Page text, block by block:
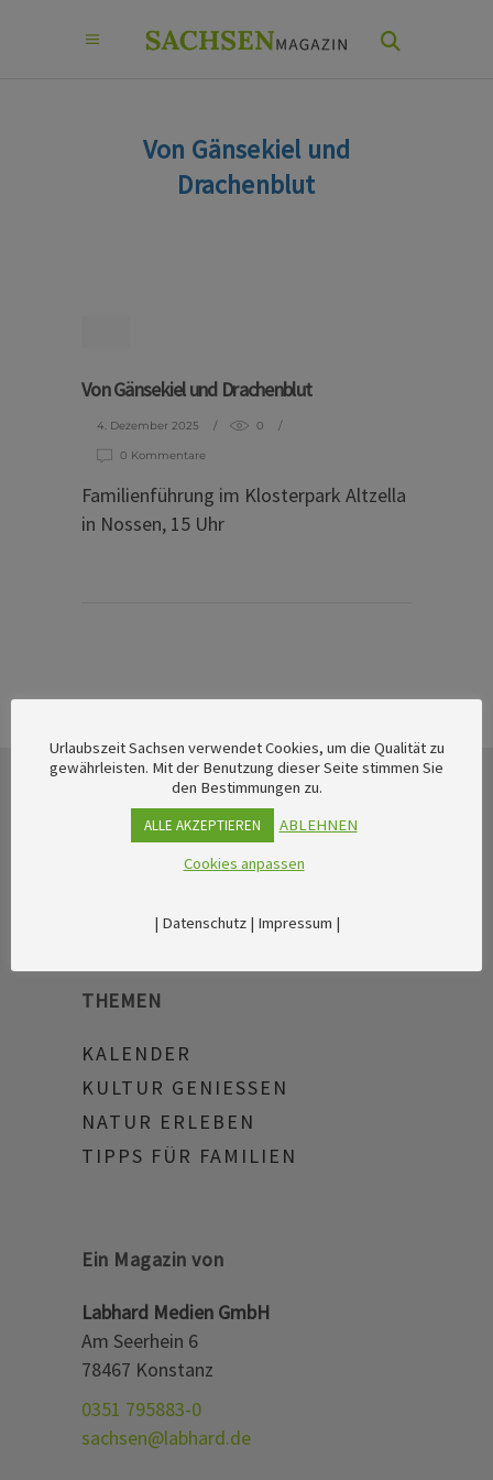
Von Gänsekiel und
Drachenblut
Von Gänsekiel und Drachenblut
4. Dezember 2025 0
0 Kommentare
Familienführung im Klosterpark Altzella
in Nossen, 15 Uhr
THEMEN
KALENDER
KULTUR GENIESSEN
NATUR ERLEBEN
TIPPS FÜR FAMILIEN
Ein Magazin von
Labhard Medien GmbH
Am Seerhein 6
78467 Konstanz
0351 795883-0
sachsen@labhard.de
Urlaubszeit Sachsen verwendet Cookies, um die Qualität zu
gewährleisten. Mit der Benutzung dieser Seite stimmen Sie
den Bestimmungen zu.
ALLE AKZEPTIEREN
ABLEHNEN
Cookies anpassen
| Datenschutz| Impressum |